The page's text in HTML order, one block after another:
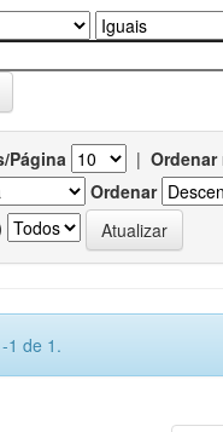
Página |
Ordenar
1 de 1.